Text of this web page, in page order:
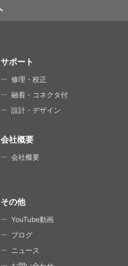
サポート
修理・校正
融着・コネクタ付
設計・デザイン
会社概要
会社概要
その他
YouTube動画
ブログ
ニュース